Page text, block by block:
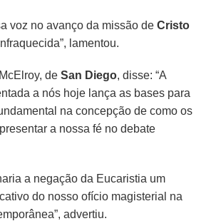
voz no avanço da missão deCristo
lamentou.
deSan Diego, disse: “A
a nós hoje lança as bases para
na concepção de como os
a nossa fé no debate
a negação da Eucaristia um
do nosso ofício magisterial na
advertiu.